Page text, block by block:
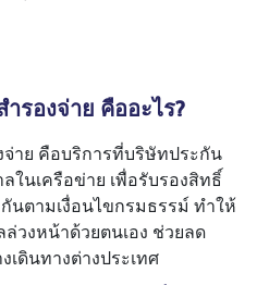
รองจ่าย คืออะไร?
จ่าย คือบริการที่บริษัทประกัน
ในเครือข่าย เพื่อรับรองสิทธิ์
นตามเงื่อนไขกรมธรรม์ ทำให้
วงหน้าด้วยตนเอง ช่วยลด
เดินทางต่างประเทศ